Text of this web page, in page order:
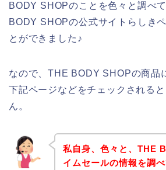
BODY SHOPのことを色々と調べ
BODY SHOPの公式サイトらしき
とができました♪
なので、THE BODY SHOPの商品
下記ページなどをチェックされる
ん。
私自身、色々と、THE
イムセールの情報を調